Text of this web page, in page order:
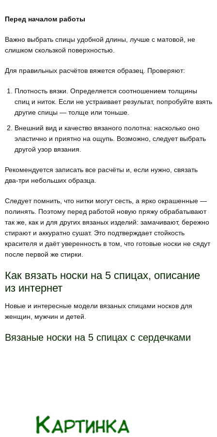
Перед началом работы
Важно выбрать спицы удобной длины, лучше с матовой, не
слишком скользкой поверхностью.
Для правильных расчётов вяжется образец. Проверяют:
Плотность вязки. Определяется соотношением толщины
спиц и ниток. Если не устраивает результат, попробуйте взять
другие спицы — толще или тоньше.
Внешний вид и качество вязаного полотна: насколько оно
эластично и приятно на ощупь. Возможно, следует выбрать
другой узор вязания.
Рекомендуется записать все расчёты и, если нужно, связать
два-три небольших образца.
Следует помнить, что нитки могут сесть, а ярко окрашенные —
полинять. Поэтому перед работой новую пряжу обрабатывают
так же, как и для других вязаных изделий: замачивают, бережно
стирают и аккуратно сушат. Это подтверждает стойкость
красителя и даёт уверенность в том, что готовые носки не сядут
после первой же стирки.
Как вязать носки на 5 спицах, описание
из интернет
Новые и интересные модели вязаных спицами носков для
женщин, мужчин и детей.
Вязаные носки на 5 спицах с сердечками